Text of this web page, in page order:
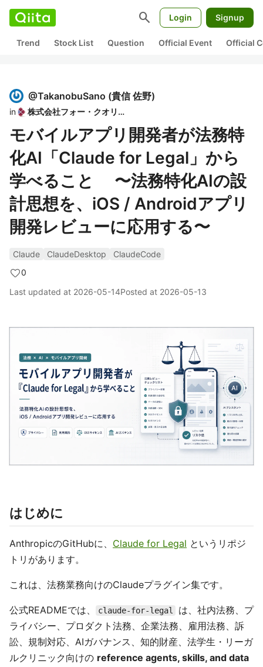
search Login Signup
Trend Stock List Question Official Event Official
@TakanobuSano (貴信 佐野)
in 株式会社フォー・クオリア
モバイルアプリ開発者が法務特
化AI「Claude for Legal」から
学べること 〜法務特化AIの設
計思想を、iOS / Androidアプリ
開発レビューに応用する〜
Claude ClaudeDesktop
ClaudeCode
0
Last updated at 2026-05-14Posted at 2026-05-13
はじめに
AnthropicのGitHubに、 Claude for Legal というリポジ
トリがあります。
これは、法務業務向けのClaudeプラグイン集です。
公式READMEでは、 claude-for-legal
は、社内法務、プ
ライバシー、プロダクト法務、企業法務、雇用法務、訴
訟、規制対応、AIガバナンス、知的財産、法学生・リーガ
ルクリニック向けの reference agents, skills, and data